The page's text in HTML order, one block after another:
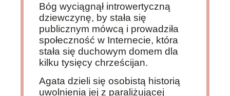
Bóg wyciągnął introwertyczną
dziewczynę, by stała się
publicznym mówcą i prowadziła
społeczność w Internecie, która
stała się duchowym domem dla
kilku tysięcy chrześcijan.
Agata dzieli się osobistą historią
uwolnienia jej z paraliżującej